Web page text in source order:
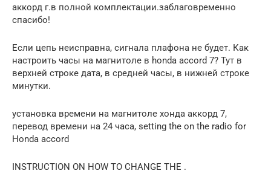
аккорд г.в полной комплектации.заблаговременно
спасибо!
Если цепь неисправна, сигнала плафона не будет. Как
настроить часы на магнитоле в honda accord 7? Тут в
верхней строке дата, в средней часы, в нижней строке
минутки.
установка времени на магнитоле хонда аккорд 7,
перевод времени на 24 часа, setting the on the radio for
Honda accord
INSTRUCTION ON HOW TO CHANGE THE .